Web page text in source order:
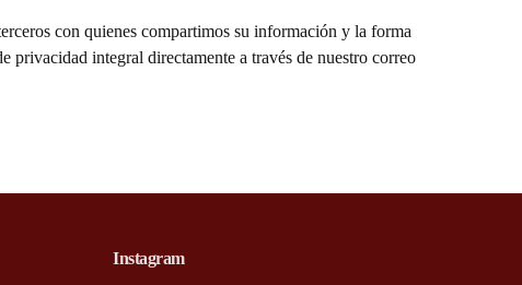
con quienes compartimos su información y la forma
integral directamente a través de nuestro correo
Instagram